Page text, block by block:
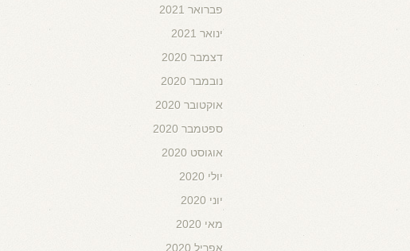
פברואר 2021
ינואר 2021
דצמבר 2020
נובמבר 2020
אוקטובר 2020
ספטמבר 2020
אוגוסט 2020
יולי 2020
יוני 2020
מאי 2020
אפריל 2020